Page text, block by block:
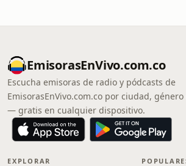
EmisorasEnVivo.com.co
Escucha emisoras de radio y pódcasts de
EmisorasEnVivo.com.co por ciudad,
— gratis en cualquier dispositivo.
EXPLORAR